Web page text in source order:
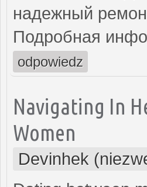
надежный
Подробная
odpowiedz
Navigating In
Women
Devinhek